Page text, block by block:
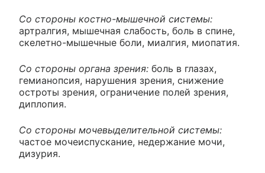
Со стороны костно-мышечной системы:
артралгия, мышечная слабость, боль в спине,
скелетно-мышечные боли, миалгия, миопатия.
Со стороны органа зрения: боль в глазах,
гемианопсия, нарушения зрения, снижение
остроты зрения, ограничение полей зрения,
диплопия.
Со стороны мочевыделительной системы:
частое мочеиспускание, недержание мочи,
дизурия.